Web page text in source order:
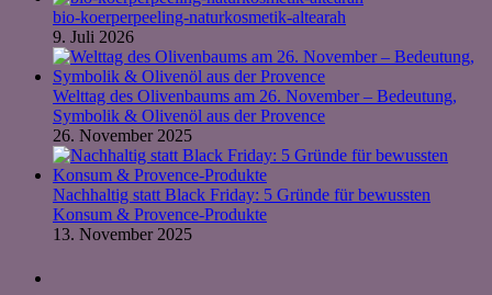
bio-koerperpeeling-naturkosmetik-altearah
9. Juli 2026
Welttag des Olivenbaums am 26. November – Bedeutung,
Symbolik & Olivenöl aus der Provence
26. November 2025
Nachhaltig statt Black Friday: 5 Gründe für bewussten
Konsum & Provence-Produkte
13. November 2025